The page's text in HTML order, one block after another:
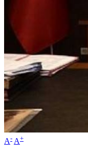
A- A+